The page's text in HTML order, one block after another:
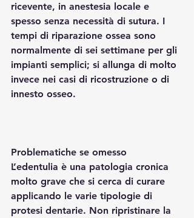
ricevente, in anestesia locale e
spesso senza necessità di sutura. I
tempi di riparazione ossea sono
normalmente di sei settimane per gli
impianti semplici; si allunga di molto
invece nei casi di ricostruzione o di
innesto osseo.
Problematiche se omesso
L’edentulia è una patologia cronica
molto grave che si cerca di curare
applicando le varie tipologie di
protesi dentarie. Non ripristinare la